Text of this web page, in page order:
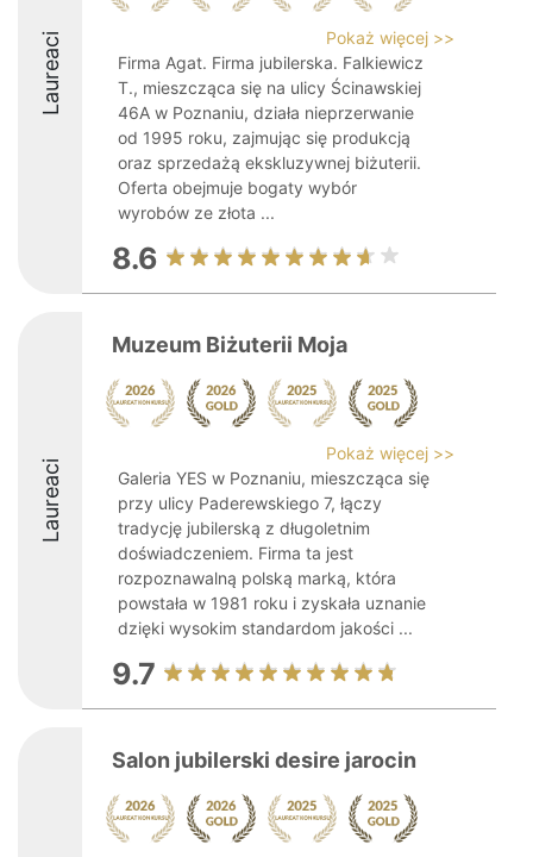
Laureaci
Pokaż więcej >>
Firma Agat. Firma jubilerska. Falkiewicz
T., mieszcząca się na ulicy Ścinawskiej
46A w Poznaniu, działa nieprzerwanie
od 1995 roku, zajmując się produkcją
oraz sprzedażą ekskluzywnej biżuterii.
Oferta obejmuje bogaty wybór
wyrobów ze złota ...
8.6
Laureaci
Muzeum Biżuterii Moja
Pokaż więcej >>
Galeria YES w Poznaniu, mieszcząca się
przy ulicy Paderewskiego 7, łączy
tradycję jubilerską z długoletnim
doświadczeniem. Firma ta jest
rozpoznawalną polską marką, która
powstała w 1981 roku i zyskała uznanie
dzięki wysokim standardom jakości ...
9.7
Salon jubilerski desire jarocin